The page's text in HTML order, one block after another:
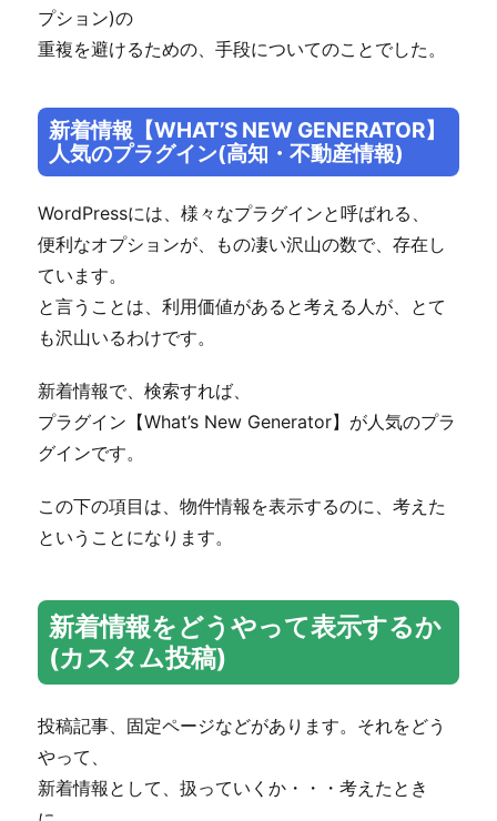
プション)の
重複を避けるための、手段についてのことでした。
新着情報【WHAT’S NEW GENERATOR】
人気のプラグイン(高知・不動産情報)
WordPressには、様々なプラグインと呼ばれる、
便利なオプションが、もの凄い沢山の数で、存在し
ています。
と言うことは、利用価値があると考える人が、とて
も沢山いるわけです。
新着情報で、検索すれば、
プラグイン【What’s New Generator】が人気のプラ
グインです。
この下の項目は、物件情報を表示するのに、考えた
ということになります。
新着情報をどうやって表示するか
(カスタム投稿)
投稿記事、固定ページなどがあります。それをどう
やって、
新着情報として、扱っていくか・・・考えたとき